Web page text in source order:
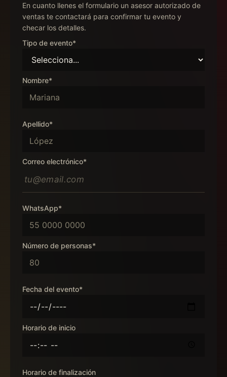
En cuanto llenes el formulario un asesor autorizado de
ventas te contactará para confirmar tu evento y
checar los detalles.
Tipo de evento*
Nombre*
Apellido*
Correo electrónico*
WhatsApp*
Número de personas*
Fecha del evento*
Horario de inicio
Horario de finalización